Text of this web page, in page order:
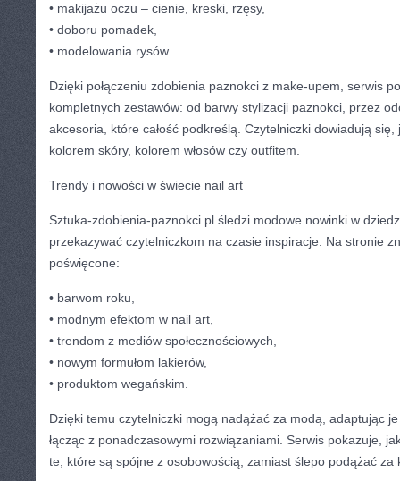
• makijażu oczu – cienie, kreski, rzęsy,
• doboru pomadek,
• modelowania rysów.
Dzięki połączeniu zdobienia paznokci z make-upem, serwis
kompletnych zestawów: od barwy stylizacji paznokci, przez
akcesoria, które całość podkreślą. Czytelniczki dowiadują
kolorem skóry, kolorem włosów czy outfitem.
Trendy i nowości w świecie nail art
Sztuka-zdobienia-paznokci.pl śledzi modowe nowinki w
przekazywać czytelniczkom na czasie inspiracje. Na stronie
poświęcone:
• barwom roku,
• modnym efektom w nail art,
• trendom z mediów społecznościowych,
• nowym formułom lakierów,
• produktom wegańskim.
Dzięki temu czytelniczki mogą nadążać za modą, adaptując
łącząc z ponadczasowymi rozwiązaniami. Serwis pokazuje,
te, które są spójne z osobowością, zamiast ślepo podążać za